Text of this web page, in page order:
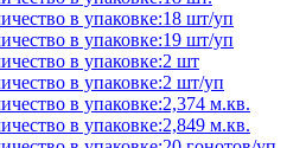
в упаковке:18 шт/уп
в упаковке:19 шт/уп
в упаковке:2 шт
в упаковке:2 шт/уп
в упаковке:2,374 м.кв.
в упаковке:2,849 м.кв.